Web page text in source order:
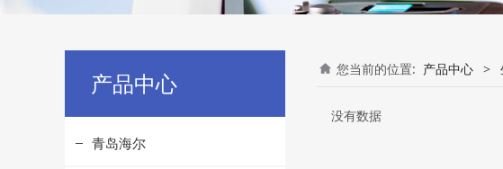
产品中心
青岛海尔
您当前的位置: 产品中心 >
没有数据